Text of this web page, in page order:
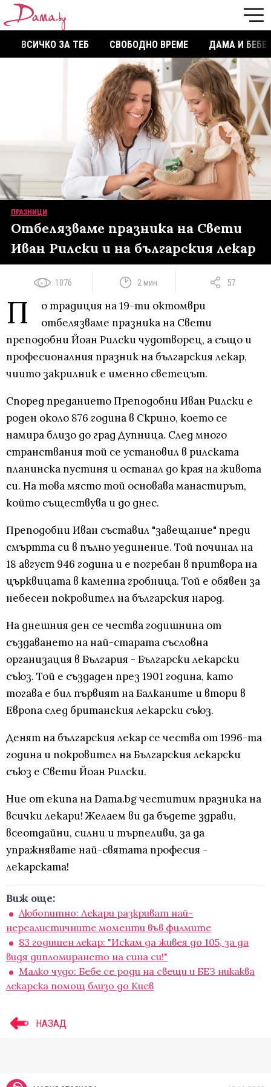
ВСИЧКО ЗА ТЕБ СВОБОДНО ВРЕМЕ ДАМА И БЕБЕ
ПРАЗНИЦИ
Отбелязваме празника на Свети
Иван Рилски и на българския лекар
1076 2 мин 57
П
о традиция на 19-ти октомври
отбелязваме празника на Свети
преподобни Йоан Рилски чудотворец, а също и
професионалния празник на българския лекар,
чиито закрилник е именно светецът.
Според преданието Преподобни Иван Рилски е
роден около 876 година в Скрино, което се
намира близо до град Дупница. След много
странствания той се установил в рилската
планинска пустиня и останал до края на живота
си. На това място той основава манастирът,
който съществува и до днес.
Преподобни Иван съставил "завещание" преди
смъртта си в пълно уединение. Той починал на
18 август 946 година и е погребан в притвора на
църквицата в каменна гробница. Той е обявен за
небесен покровител на българския народ.
На днешния ден се чества годишнина от
създаването на най-старата съсловна
организация в България - Български лекарски
съюз. Той е създаден през 1901 година, като
тогава е бил първият на Балканите и втори в
Европа след британския лекарски съюз.
Денят на българския лекар се чества от 1996-та
година и покровител на Българския лекарски
съюз е Свети Йоан Рилски.
Ние от екипа на Dama.bg честитим празника на
всички лекари! Желаем ви да бъдете здрави,
всеотдайни, силни и търпеливи, за да
упражнявате най-святата професия -
лекарската!
Виж още:
Любопитно: Лекари разкриват най-
нереалистичните моменти във филмите
83 годишен лекар: "Искам да живея до 105, за да
видя дипломирането на сина си!"
Малко чудо: Бебе се роди на свещи и БЕЗ никаква
лекарска помощ близо до Киев
НАЗАД